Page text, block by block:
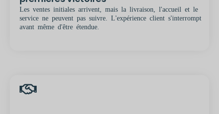
Les ventes initiales arrivent, mais la livraison, l'accueil et le
service ne peuvent pas suivre. L'expérience client s'interrompt
avant même d'être étendue.